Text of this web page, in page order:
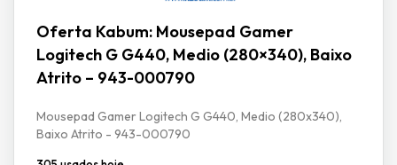
Oferta Kabum: Mousepad Gamer
Logitech G G440, Medio (280×340), Baixo
Atrito – 943-000790
Mousepad Gamer Logitech G G440, Medio (280x340),
Baixo Atrito - 943-000790